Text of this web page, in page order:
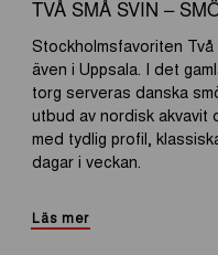
TVÅ SMÅ SVIN –
Stockholmsfavoriten
även i Uppsala. I det
torg serveras danska
utbud av nordisk akvavit
med tydlig profil,
dagar i veckan.
Läs mer